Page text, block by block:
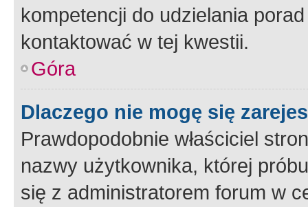
kompetencji do udzielania
kontaktować w tej kwestii.
Góra
Dlaczego nie mogę się
Prawdopodobnie właściciel
nazwy użytkownika, której
się z administratorem forum w